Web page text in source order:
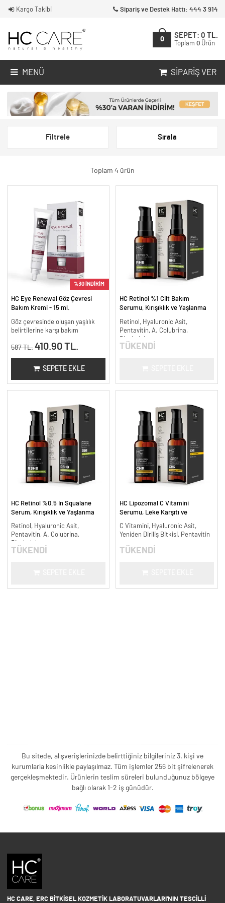
Kargo Takibi Sipariş ve Destek Hattı: 444 3 914
0
SEPET: 0 TL.
Toplam 0 Ürün
MENÜ SIPARIŞ VER
Filtrele Sırala
Toplam 4 ürün
%30 İNDİRİM
HC Eye Renewal Göz Çevresi
Bakım Kremi - 15 ml.
Göz çevresinde oluşan yaşlılık
belirtilerine karşı bakım
587 TL. 410.90 TL.
SEPETE EKLE
HC Retinol %1 Cilt Bakım
Serumu, Kırışıklık ve Yaşlanma
Retinol, Hyaluronic Asit,
Pentavitin, A. Colubrina,
Bisabolol
TÜKENDİ
HC Retinol %0.5 In Squalane
Serum, Kırışıklık ve Yaşlanma
Retinol, Hyaluronic Asit,
Pentavitin, A. Colubrina,
TÜKENDİ
HC Lipozomal C Vitamini
Serumu, Leke Karşıtı ve
C Vitamini, Hyaluronic Asit,
Yeniden Diriliş Bitkisi, Pentavitin
TÜKENDİ
Bu sitede, alışverişlerinizde belirttiğiniz bilgileriniz 3. kişi ve
kurumlarla kesinlikle paylaşılmaz. Tüm işlemler 256 bit şifrelenerek
gerçekleşmektedir. Ürünlerin teslim süreleri bulunduğunuz bölgeye
bağlı olarak 1-2 iş günüdür.
HC CARE, ERC BITKISEL KOZMETIK LABORATUVARLARI'NIN TESCILLI